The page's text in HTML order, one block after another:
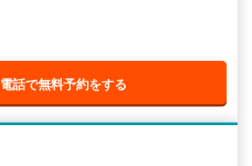
電話で無料予約をする